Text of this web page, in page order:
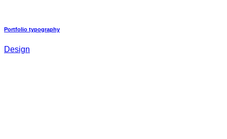
Portfolio typography
Design